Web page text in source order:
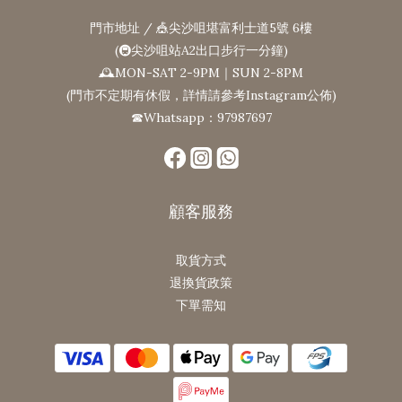
門市地址 / 🎪尖沙咀堪富利士道5號 6樓
(🚇尖沙咀站A2出口步行一分鐘)
🕰MON-SAT 2-9PM｜SUN 2-8PM
(門市不定期有休假，詳情請參考Instagram公佈)
☎Whatsapp：97987697
顧客服務
取貨方式
退換貨政策
下單需知